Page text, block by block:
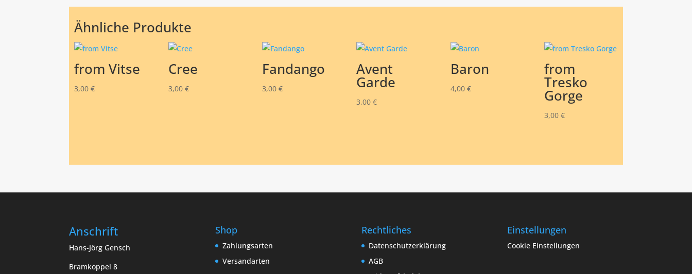
Ähnliche Produkte
from Vitse
3,00€
Cree
3,00 €
Fandango
3,00€
Avent
Garde
3,00 €
Baron
4,00 €
from
Tresko
Gorge
3,00€
Anschrift
Hans-Jörg Gensch
Bramkoppel 8
Shop
Zahlungsarten
Versandarten
Rechtliches
Datenschutzerklärung
AGB
Einstellungen
Cookie Einstellungen